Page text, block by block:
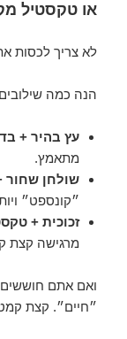
או טקסטיל
לא צריך לכסות
הנה כמה
עץ בהיר +
מתאמץ.
שולחן שחור
״קונספט״
זכוכית +
מרגישה קצת
ואם אתם
״חיים״. קצת